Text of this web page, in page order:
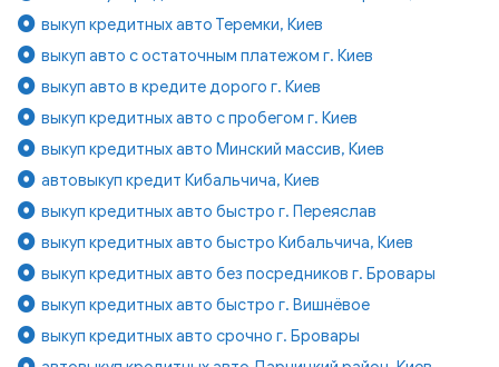
выкуп кредитных авто Теремки, Киев
выкуп авто с остаточным платежом г. Киев
выкуп авто в кредите дорого г. Киев
выкуп кредитных авто с пробегом г. Киев
выкуп кредитных авто Минский массив, Киев
автовыкуп кредит Кибальчича, Киев
выкуп кредитных авто быстро г. Переяслав
выкуп кредитных авто быстро Кибальчича, Киев
выкуп кредитных авто без посредников г. Бровары
выкуп кредитных авто быстро г. Вишнёвое
выкуп кредитных авто срочно г. Бровары